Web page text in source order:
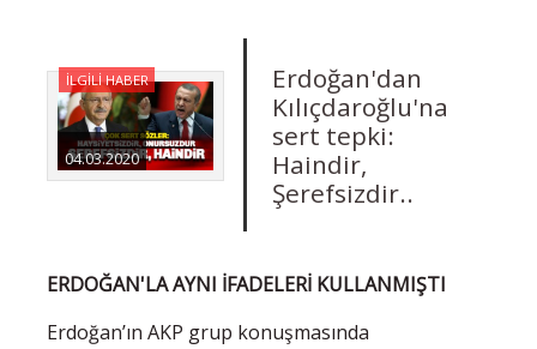
04.03.2020
Erdoğan'dan
Kılıçdaroğlu'na
sert tepki:
Haindir,
Şerefsizdir..
İLGİLİ HABER
ERDOĞAN'LA AYNI İFADELERİ KULLANMIŞTI
Erdoğan’ın AKP grup konuşmasında